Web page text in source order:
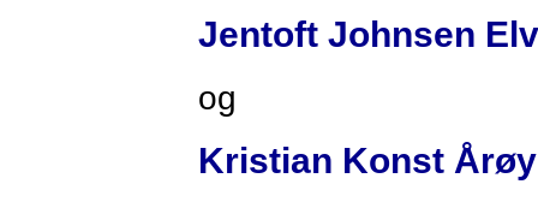
Jentoft Johnsen
og
Kristian Konst